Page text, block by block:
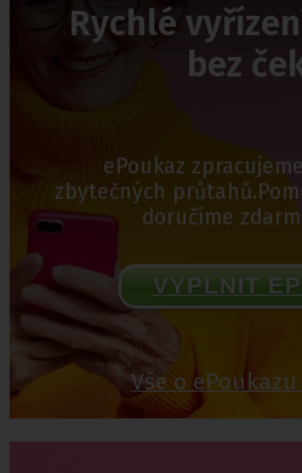
Rychlé
bez
ePoukaz
zbytečných
doručíme
VYPLNIT
Vše o ePoukazu